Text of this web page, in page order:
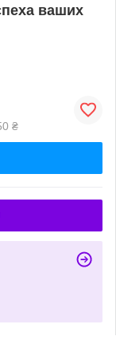
ваших
₴